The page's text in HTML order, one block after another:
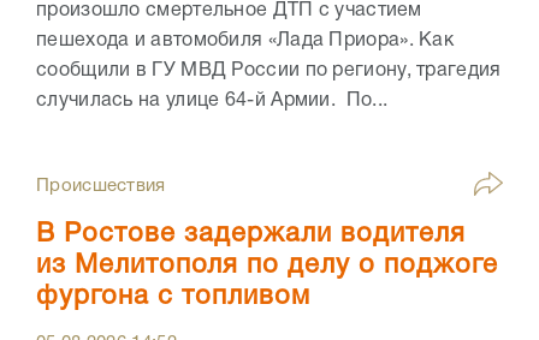
произошло смертельное ДТП с участием
пешехода и автомобиля «Лада Приора». Как
сообщили в ГУ МВД России по региону, трагедия
случилась на улице 64-й Армии. По...
Происшествия
В Ростове задержали водителя
из Мелитополя по делу о поджоге
фургона с топливом